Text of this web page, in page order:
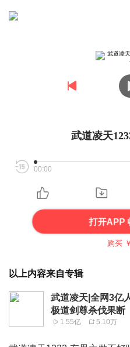
武道凌天
00:00
打开APP
购买 ￥
以上内容来自专辑
武道凌天|全网3亿
极道剑尊杀伐果断
1.55亿 5.10万